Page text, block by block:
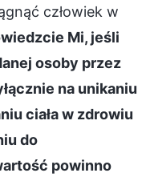
człowiek w
Mi, jeśli
osoby przez
na unikaniu
ciała w zdrowiu
do
powinno